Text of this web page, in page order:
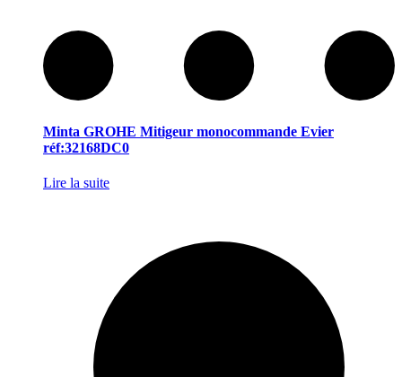
Minta GROHE Mitigeur monocommande Evier
réf:32168DC0
Lire la suite